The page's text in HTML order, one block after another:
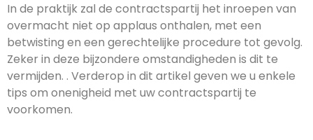
In de praktijk zal de contractspartij het inroepen van
overmacht niet op applaus onthalen, met een
betwisting en een gerechtelijke procedure tot gevolg.
Zeker in deze bijzondere omstandigheden is dit te
vermijden. . Verderop in dit artikel geven we u enkele
tips om onenigheid met uw contractspartij te
voorkomen.